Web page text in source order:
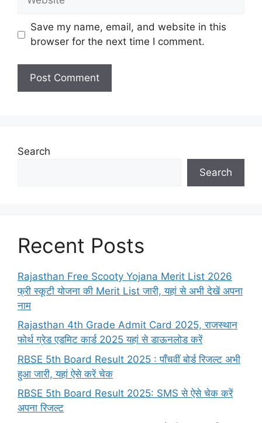
Save my name, email, and website in this
browser for the next time I comment.
Search
Search
Recent Posts
Rajasthan Free Scooty Yojana Merit List 2026
फ्री स्कूटी योजना की Merit List जारी, यहां से अभी देखें अपना
नाम
Rajasthan 4th Grade Admit Card 2025, राजस्थान
फोर्थ ग्रेड एडमिट कार्ड 2025 यहां से डाऊनलोड करें
RBSE 5th Board Result 2025 : पाँचवीं बोर्ड रिजल्ट अभी
हुआ जारी, यहां ऐसे करें चेक
RBSE 5th Board Result 2025: SMS से ऐसे चेक करें
अपना रिजल्ट